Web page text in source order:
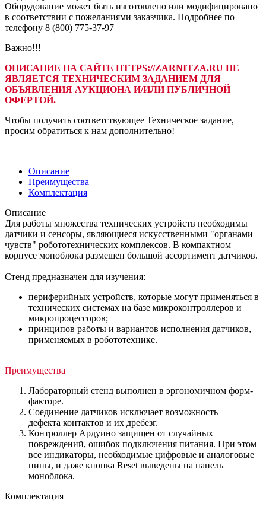
Оборудование может быть изготовлено или модифицировано
в соответствии с пожеланиями заказчика. Подробнее по
телефону 8 (800) 775-37-97
Важно!!!
ОПИСАНИЕ НА САЙТЕ HTTPS://ZARNITZA.RU НЕ
ЯВЛЯЕТСЯ ТЕХНИЧЕСКИМ ЗАДАНИЕМ ДЛЯ
ОБЪЯВЛЕНИЯ АУКЦИОНА И/ИЛИ ПУБЛИЧНОЙ
ОФЕРТОЙ.
Чтобы получить соответствующее Техническое задание,
просим обратиться к нам дополнительно!
Описание
Преимущества
Комплектация
Описание
Для работы множества технических устройств необходимы
датчики и сенсоры, являющиеся искусственными "органами
чувств" робототехнических комплексов. В компактном
корпусе моноблока размещен большой ассортимент датчиков.
Стенд предназначен для изучения:
периферийных устройств, которые могут применяться в
технических системах на базе микроконтроллеров и
микропроцессоров;
принципов работы и вариантов исполнения датчиков,
применяемых в робототехнике.
Преимущества
Лабораторный стенд выполнен в эргономичном форм-
факторе.
Соединение датчиков исключает возможность
дефекта контактов и их дребезг.
Контроллер Ардуино защищен от случайных
повреждений, ошибок подключения питания. При этом
все индикаторы, необходимые цифровые и аналоговые
пины, и даже кнопка Reset выведены на панель
моноблока.
Комплектация